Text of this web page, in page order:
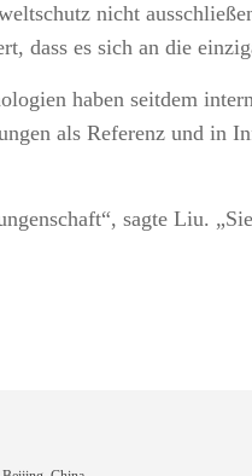
nicht
dass es sich an die
haben seitdem
als Referenz und in
sagte Liu.